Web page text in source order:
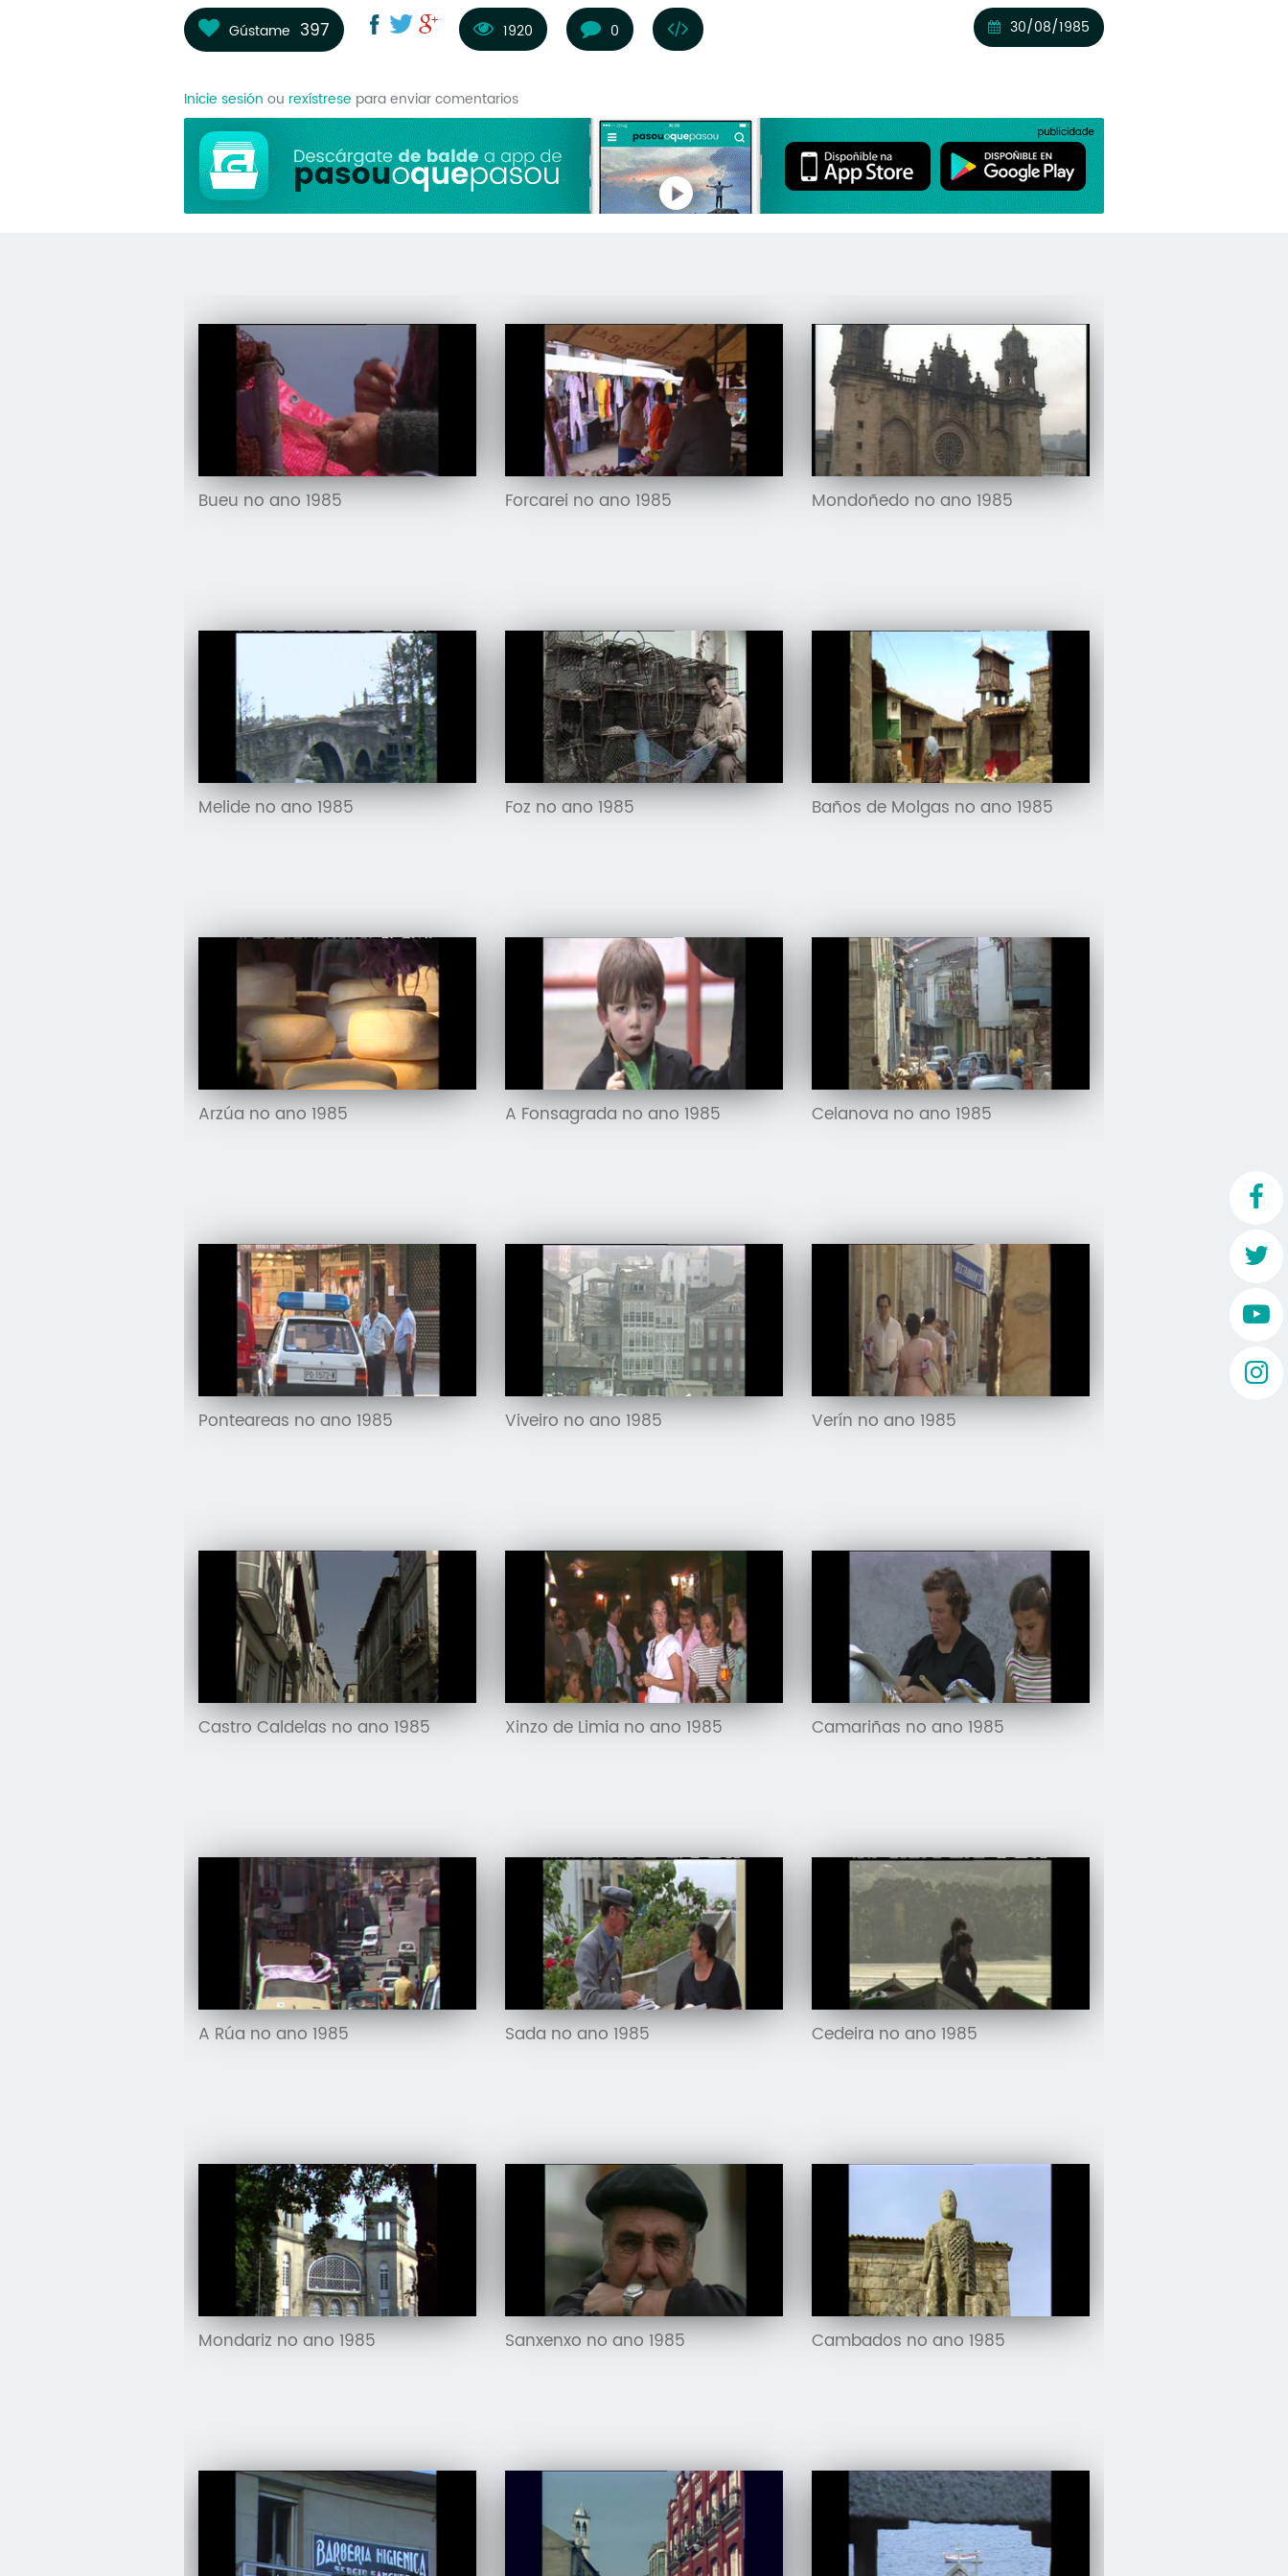
Gústame 397 1920 0 30/08/1985
Inicie sesión ou rexístrese para enviar comentarios
Bueu no ano 1985 Forcarei no ano 1985 Mondoñedo no ano 1985
Melide no ano 1985 Foz no ano 1985 Baños de Molgas no ano 1985
Arzúa no ano 1985 A Fonsagrada no ano 1985 Celanova no ano 1985
Ponteareas no ano 1985 Viveiro no ano 1985 Verín no ano 1985
Castro Caldelas no ano 1985 Xinzo de Limia no ano 1985 Camariñas no ano 1985
A Rúa no ano 1985 Sada no ano 1985 Cedeira no ano 1985
Mondariz no ano 1985 Sanxenxo no ano 1985 Cambados no ano 1985